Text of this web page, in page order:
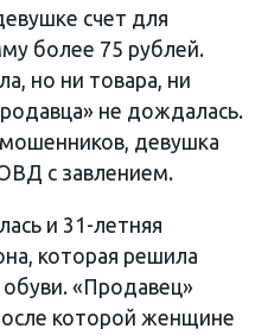
счет для
более 75 рублей.
но ни товара, ни
не дождалась.
девушка
с завлением.
и 31-летняя
которая решила
обуви. «Продавец»
которой женщине